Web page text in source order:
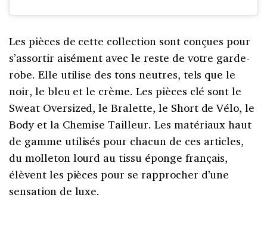
Les pièces de cette collection sont conçues pour
s’assortir aisément avec le reste de votre garde-
robe. Elle utilise des tons neutres, tels que le
noir, le bleu et le crème. Les pièces clé sont le
Sweat Oversized, le Bralette, le Short de Vélo, le
Body et la Chemise Tailleur. Les matériaux haut
de gamme utilisés pour chacun de ces articles,
du molleton lourd au tissu éponge français,
élèvent les pièces pour se rapprocher d’une
sensation de luxe.